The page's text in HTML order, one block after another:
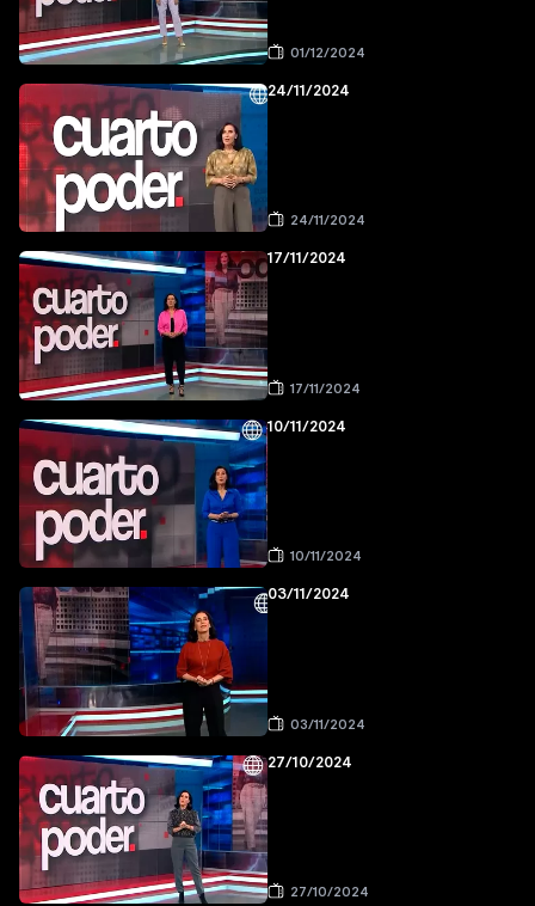
01/12/2024
24/11/2024
24/11/2024
17/11/2024
17/11/2024
10/11/2024
10/11/2024
03/11/2024
03/11/2024
27/10/2024
27/10/2024